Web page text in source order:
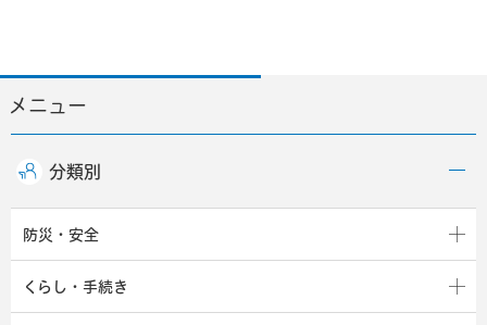
メニュー
分類別
防災・安全
くらし・手続き